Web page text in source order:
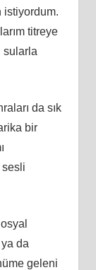
istiyordum.
titreye
sularla
da sık
bir
sesli
da
geleni